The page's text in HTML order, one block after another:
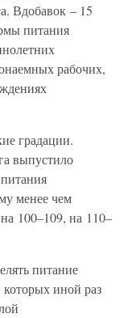
Вдобавок – 15
питания
рабочих,
градации.
выпустило
менее чем
100–109, на 110–
питание
иной раз